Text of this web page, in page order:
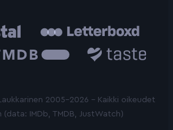
2005-2026 - Kaikki oikeudet
IMDb, TMDB, JustWatch)